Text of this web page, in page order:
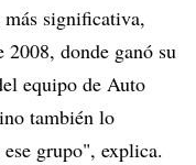
más significativa,
donde ganó su
equipo de Auto
también lo
grupo", explica.